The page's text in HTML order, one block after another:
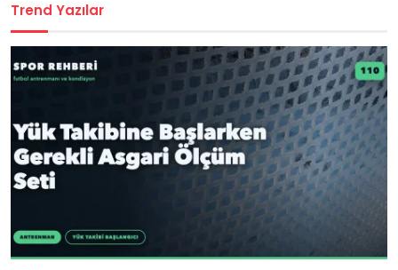
Trend Yazılar